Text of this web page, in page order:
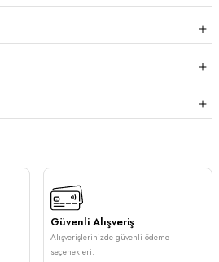
Güvenli Alışveriş
Alışverişlerinizde güvenli ödeme
seçenekleri.